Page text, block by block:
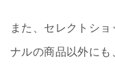
また、セレクトシ
ナルの商品以外にも